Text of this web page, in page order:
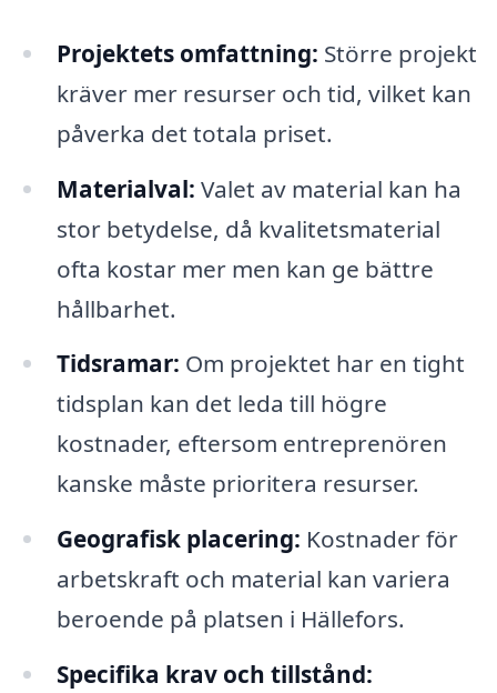
Projektets omfattning: Större projekt
kräver mer resurser och tid, vilket kan
påverka det totala priset.
Materialval: Valet av material kan ha
stor betydelse, då kvalitetsmaterial
ofta kostar mer men kan ge bättre
hållbarhet.
Tidsramar: Om projektet har en tight
tidsplan kan det leda till högre
kostnader, eftersom entreprenören
kanske måste prioritera resurser.
Geografisk placering: Kostnader för
arbetskraft och material kan variera
beroende på platsen i Hällefors.
Specifika krav och tillstånd: